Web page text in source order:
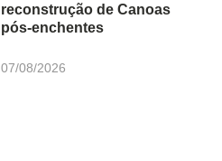
reconstrução de Canoas
pós-enchentes
07/08/2026